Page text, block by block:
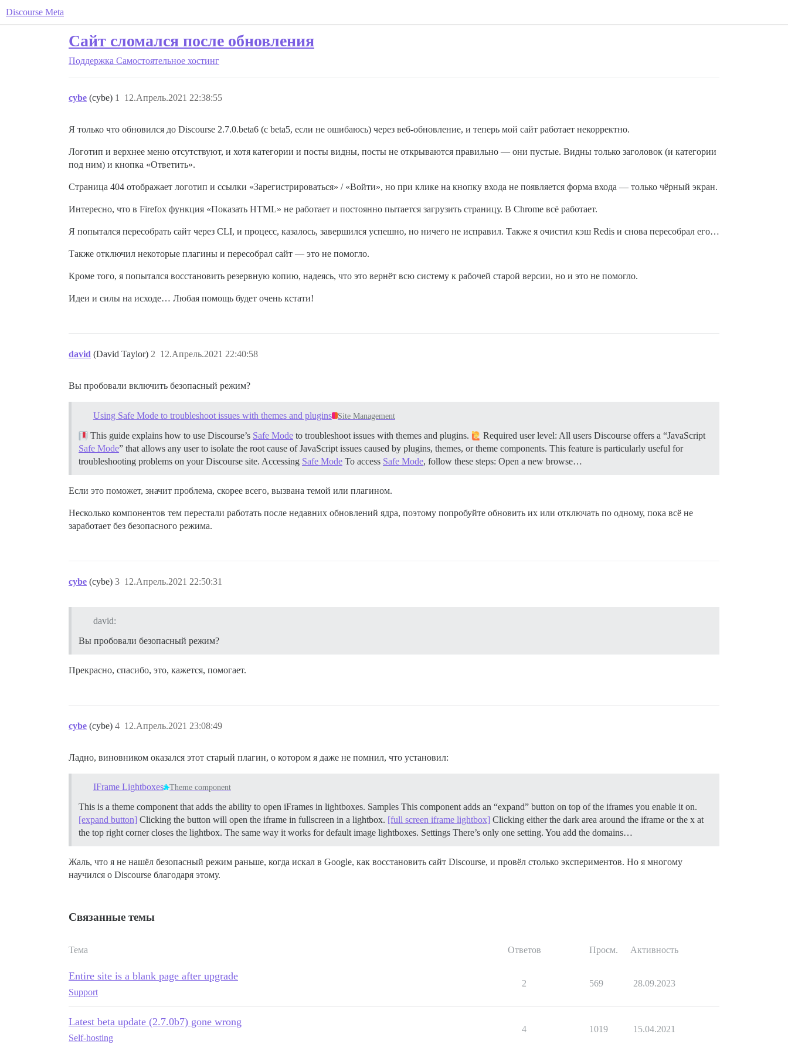
Discourse Meta
Сайт сломался после обновления
Поддержка Самостоятельное хостинг
cybe (cybe) 12.Апрель.2021 22:38:55
1
Я только что обновился до Discourse 2.7.0.beta6 (с beta5, если не ошибаюсь) через веб-обновление, и теперь мой сайт работает некорректно.
Логотип и верхнее меню отсутствуют, и хотя категории и посты видны, посты не открываются правильно — они пустые. Видны только заголовок (и категории
под ним) и кнопка «Ответить».
Страница 404 отображает логотип и ссылки «Зарегистрироваться» / «Войти», но при клике на кнопку входа не появляется форма входа — только чёрный экран.
Интересно, что в Firefox функция «Показать HTML» не работает и постоянно пытается загрузить страницу. В Chrome всё работает.
Я попытался пересобрать сайт через CLI, и процесс, казалось, завершился успешно, но ничего не исправил. Также я очистил кэш Redis и снова пересобрал его…
Также отключил некоторые плагины и пересобрал сайт — это не помогло.
Кроме того, я попытался восстановить резервную копию, надеясь, что это вернёт всю систему к рабочей старой версии, но и это не помогло.
Идеи и силы на исходе… Любая помощь будет очень кстати!
david (David Taylor) 12.Апрель.2021 22:40:58
2
Вы пробовали включить безопасный режим?
Using Safe Mode to troubleshoot issues with themes and plugins Site Management
This guide explains how to use Discourse’s Safe Mode to troubleshoot issues with themes and plugins.
Required user level: All users Discourse offers a “JavaScript
Safe Mode” that allows any user to isolate the root cause of JavaScript issues caused by plugins, themes, or theme components. This feature is particularly useful for
troubleshooting problems on your Discourse site. Accessing Safe Mode To access Safe Mode, follow these steps: Open a new browse…
Если это поможет, значит проблема, скорее всего, вызвана темой или плагином.
Несколько компонентов тем перестали работать после недавних обновлений ядра, поэтому попробуйте обновить их или отключать по одному, пока всё не
заработает без безопасного режима.
cybe (cybe) 12.Апрель.2021 22:50:31
3
david:
Вы пробовали безопасный режим?
Прекрасно, спасибо, это, кажется, помогает.
cybe (cybe) 12.Апрель.2021 23:08:49
4
Ладно, виновником оказался этот старый плагин, о котором я даже не помнил, что установил:
IFrame Lightboxes Theme component
This is a theme component that adds the ability to open iFrames in lightboxes. Samples This component adds an “expand” button on top of the iframes you enable it on.
[expand button] Clicking the button will open the iframe in fullscreen in a lightbox. [full screen iframe lightbox] Clicking either the dark area around the iframe or the x at
the top right corner closes the lightbox. The same way it works for default image lightboxes. Settings There’s only one setting. You add the domains…
Жаль, что я не нашёл безопасный режим раньше, когда искал в Google, как восстановить сайт Discourse, и провёл столько экспериментов. Но я многому
научился о Discourse благодаря этому.
Связанные темы
Тема Ответов Просм. Активность
Entire site is a blank page after upgrade
Support
2 569 28.09.2023
Latest beta update (2.7.0b7) gone wrong
Self-hosting
4 1019 15.04.2021